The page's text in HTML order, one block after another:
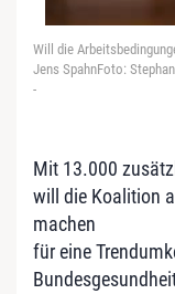
Will die
Jens SpahnFoto:
-
Mit 13.000
will die Koalition
machen
für eine